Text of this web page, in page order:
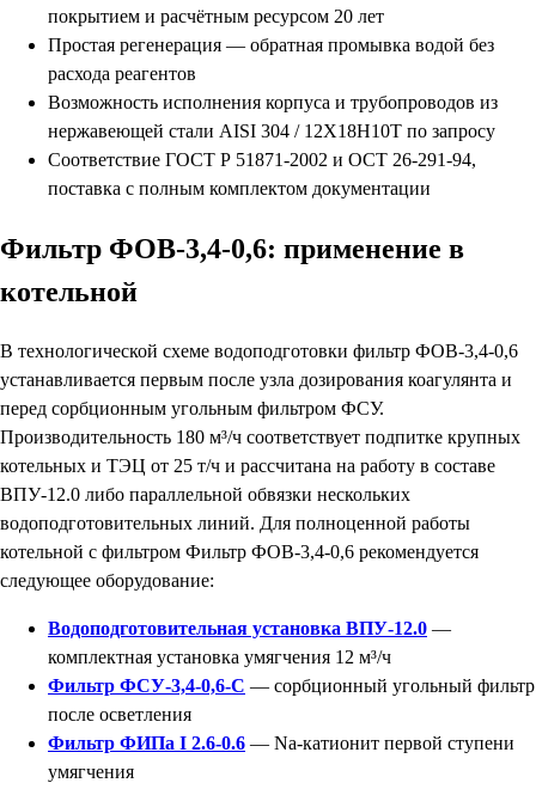
покрытием и расчётным ресурсом 20 лет
Простая регенерация — обратная промывка водой без
расхода реагентов
Возможность исполнения корпуса и трубопроводов из
нержавеющей стали AISI 304 / 12Х18Н10Т по запросу
Соответствие ГОСТ Р 51871-2002 и ОСТ 26-291-94,
поставка с полным комплектом документации
Фильтр ФОВ-3,4-0,6: применение в
котельной
В технологической схеме водоподготовки фильтр ФОВ-3,4-0,6
устанавливается первым после узла дозирования коагулянта и
перед сорбционным угольным фильтром ФСУ.
Производительность 180 м³/ч соответствует подпитке крупных
котельных и ТЭЦ от 25 т/ч и рассчитана на работу в составе
ВПУ-12.0 либо параллельной обвязки нескольких
водоподготовительных линий. Для полноценной работы
котельной с фильтром Фильтр ФОВ-3,4-0,6 рекомендуется
следующее оборудование:
Водоподготовительная установка ВПУ-12.0 —
комплектная установка умягчения 12 м³/ч
Фильтр ФСУ-3,4-0,6-С — сорбционный угольный фильтр
после осветления
Фильтр ФИПа I 2.6-0.6 — Na-катионит первой ступени
умягчения